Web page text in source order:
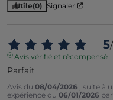
Utile(0) Signaler
5/
Avis vérifié et récompensé
Parfait
Avis du 08/04/2026
, suite à
expérience du 06/01/2026